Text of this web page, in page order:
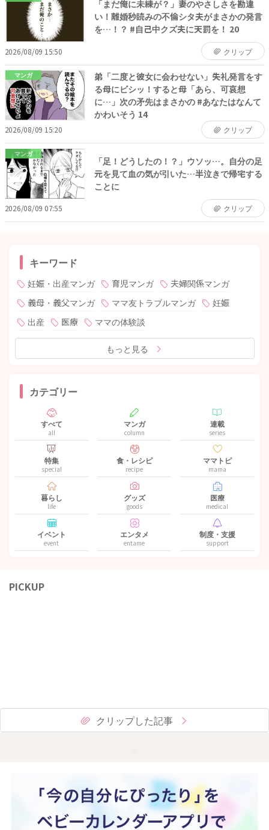
「まだ俺に未練が？」妻のやさしさを勘違
い！離婚秒読みの不倫シタ夫がまさかの発言
を…！？ #自己中クズ夫に天罰を！ 20
2026/08/09 15:50 クリップ
マンガ
弟「二度と彼女に会わせない」失礼発言をす
る母にビシッ！すると母「あら、可哀想
に…」次の矛先はまさかの #あなたはなんて
かわいそう 14
2026/08/09 15:20 クリップ
マンガ
「足！どうしたの！？」ウソッ…。自分の足
元を見て血の気が引いた…半泣きで帰宅する
ことに
2026/08/09 07:55 クリップ
キーワード
妊娠・出産マンガ 育児マンガ
夫婦関係マンガ
義母・義父マンガ
ママ友トラブルマンガ
妊娠
出産
医療 ママの体験談
もっと見る
カテゴリー
すべて
all
マンガ
column
連載
series
特集
special
食・レシピ
recipe
ママトピ
mama
暮らし
life
グッズ
goods
医療
medical
イベント
event
エンタメ
entame
制度・支援
support
PICKUP
クリップした記事